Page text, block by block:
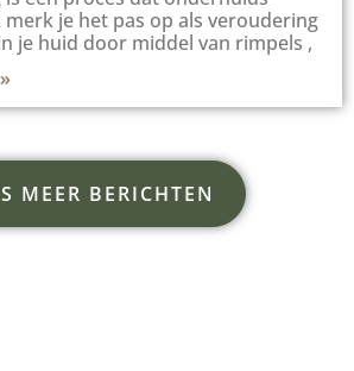
merk je het pas op als veroudering
je huid door middel van rimpels ,
MEER BERICHTEN